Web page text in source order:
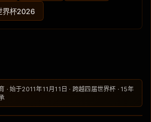
界杯2026
· 始于2011年11月11日 · 跨越四届世界杯 · 15年